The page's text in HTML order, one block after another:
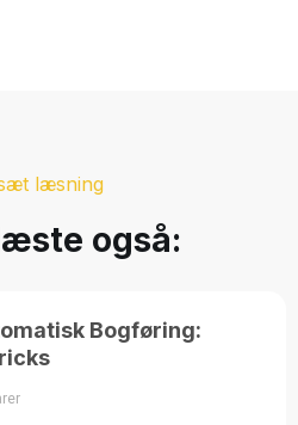
læsning
også:
Bogføring: